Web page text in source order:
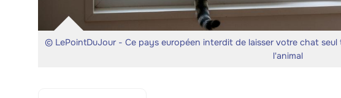
© LePointDuJour - Ce pays européen interdit de laisser votre chat
l'animal